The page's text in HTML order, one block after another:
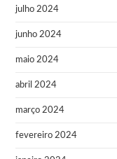
julho 2024
junho 2024
maio 2024
abril 2024
março 2024
fevereiro 2024